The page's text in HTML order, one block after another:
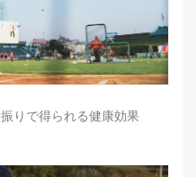
りで得られる健康効果